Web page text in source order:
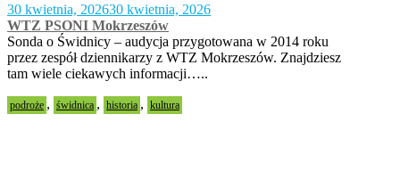
30 kwietnia, 202630 kwietnia, 2026
WTZ PSONI Mokrzeszów
Sonda o Świdnicy – audycja przygotowana w 2014 roku
przez zespół dziennikarzy z WTZ Mokrzeszów. Znajdziesz
tam wiele ciekawych informacji…..
podroże , świdnica , historia , kultura